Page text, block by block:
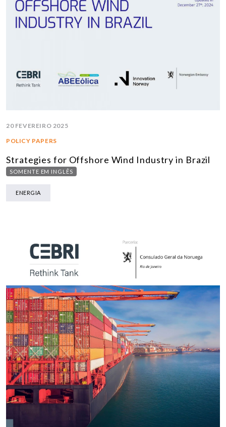
20 FEVEREIRO 2025
POLICY PAPERS
Strategies for Offshore Wind Industry in Brazil
SOMENTE EM INGLÊS
ENERGIA